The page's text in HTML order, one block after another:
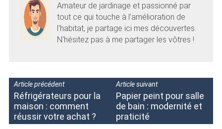
Amateur de jardinage et passionné par
tout ce qui touche à l'amélioration de
l'habitat, je partage ici mes découvertes.
N'hésitez pas à me partager les vôtres !
Article précédent
Réfrigérateurs pour la
maison : comment
réussir votre achat ?
Article suivant
Papier peint pour salle
de bain : modernité et
praticité